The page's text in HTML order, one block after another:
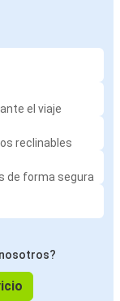
el viaje
reclinables
de forma segura